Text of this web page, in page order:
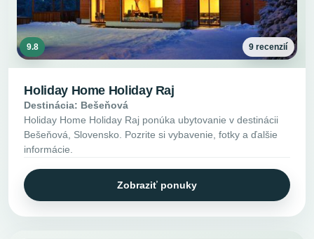
9.8 9 recenzií
Holiday Home Holiday Raj
Destinácia: Bešeňová
Holiday Home Holiday Raj ponúka ubytovanie v destinácii
Bešeňová, Slovensko. Pozrite si vybavenie, fotky a ďalšie
informácie.
Zobraziť ponuky